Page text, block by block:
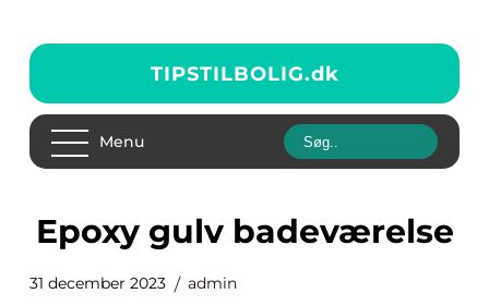
TIPSTILBOLIG.dk
Menu
epoxy gulv badeværelse
31 december 2023 admin